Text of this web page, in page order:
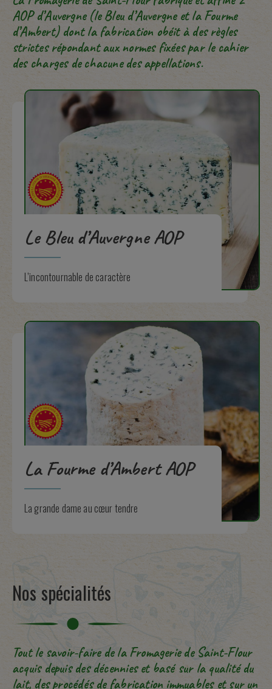
AOP d’Auvergne (le Bleu d’Auvergne et la Fourme
d’Ambert) dont la fabrication obéit à des règles
strictes répondant aux normes fixées par le cahier
des charges de chacune des appellations.
Le Bleu d’Auvergne AOP
L’incontournable de caractère
La Fourme d’Ambert AOP
La grande dame au cœur tendre
Nos spécialités
Tout le savoir-faire de la Fromagerie de Saint-Flour
acquis depuis des décennies et basé sur la qualité du
lait, des procédés de fabrication immuables et sur un